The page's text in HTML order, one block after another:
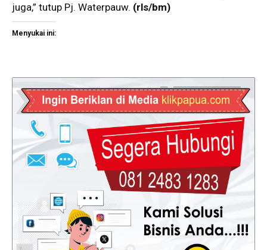
juga,” tutup Pj. Waterpauw. (rls/bm)
Menyukai ini: